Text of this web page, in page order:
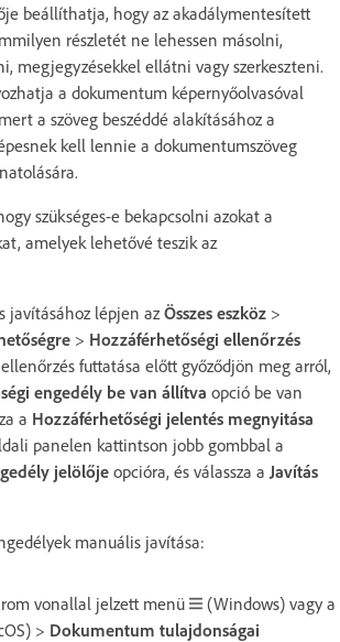
beállíthatja, hogy az akadálymentesített
részletét ne lehessen másolni,
megjegyzésekkel ellátni vagy szerkeszteni.
a dokumentum képernyőolvasóval
a szöveg beszéddé alakításához a
kell lennie a dokumentumszöveg
szükséges-e bekapcsolni azokat a
amelyek lehetővé teszik az
javításához lépjen az Összes eszköz >
> Hozzáférhetőségi ellenőrzés
futtatása előtt győződjön meg arról,
engedély be van állítva opció be van
a Hozzáférhetőségi jelentés megnyitása
panelen kattintson jobb gombbal a
jelölője opcióra, és válassza a Javítás
manuális javítása:
vonallal jelzett menü
(Windows) vagy a
> Dokumentum tulajdonságai